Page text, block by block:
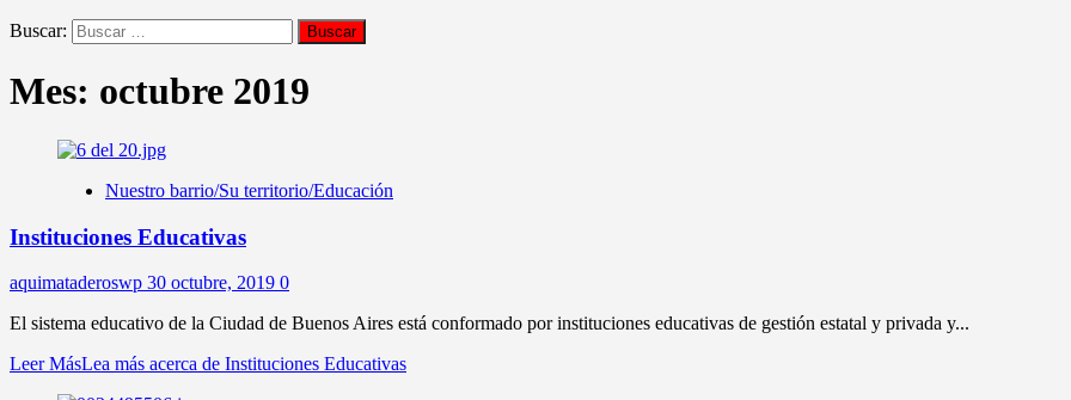
Buscar:
Mes: octubre 2019
Nuestro barrio/Su territorio/Educación
Instituciones Educativas
aquimataderoswp 30 octubre, 2019 0
El sistema educativo de la Ciudad de Buenos Aires está conformado por instituciones educativas de gestión estatal y privada y...
Leer MásLea más acerca de Instituciones Educativas